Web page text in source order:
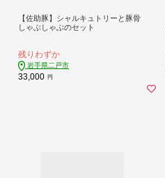
【佐助豚】シャルキュトリーと豚骨
しゃぶしゃぶのセット
残りわずか
岩手県二戸市
33,000 円